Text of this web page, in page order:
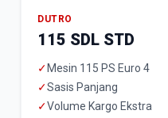
DUTRO
115 SDL STD
✓ Mesin 115 PS Euro 4
✓Sasis Panjang
✓Volume Kargo Ekstra